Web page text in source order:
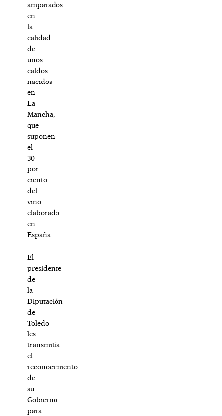
amparados
en
la
calidad
de
unos
caldos
nacidos
en
La
Mancha,
que
suponen
el
30
por
ciento
del
vino
elaborado
en
España.
El
presidente
de
la
Diputación
de
Toledo
les
transmitía
el
reconocimiento
de
su
Gobierno
para